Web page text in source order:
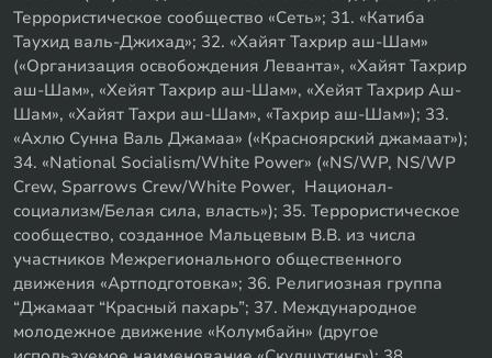
Террористическое сообщество «Сеть»; 31. «Катиба
Таухид валь-Джихад»; 32. «Хайят Тахрир аш-Шам»
(«Организация освобождения Леванта», «Хайят Тахрир
аш-Шам», «Хейят Тахрир аш-Шам», «Хейят Тахрир Аш-
Шам», «Хайят Тахри аш-Шам», «Тахрир аш-Шам»); 33.
«Ахлю Сунна Валь Джамаа» («Красноярский джамаат»);
34. «National Socialism/White Power» («NS/WP, NS/WP
Crew, Sparrows Crew/White Power, Национал-
социализм/Белая сила, власть»); 35. Террористическое
сообщество, созданное Мальцевым В.В. из числа
участников Межрегионального общественного
движения «Артподготовка»; 36. Религиозная группа
“Джамаат “Красный пахарь”; 37. Международное
молодежное движение «Колумбайн» (другое